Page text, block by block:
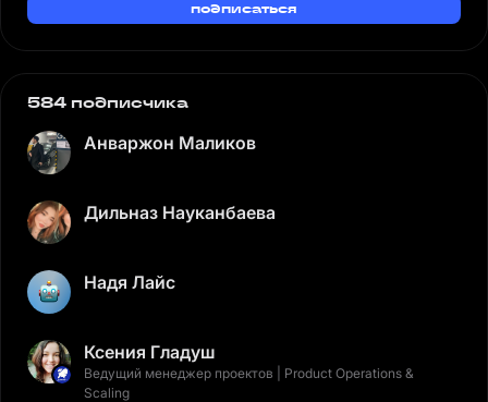
подписаться
584 подписчика
Анваржон Маликов
Дильназ Науканбаева
Надя Лайс
Ксения Гладуш
Ведущий менеджер проектов | Product Operations &
Scaling